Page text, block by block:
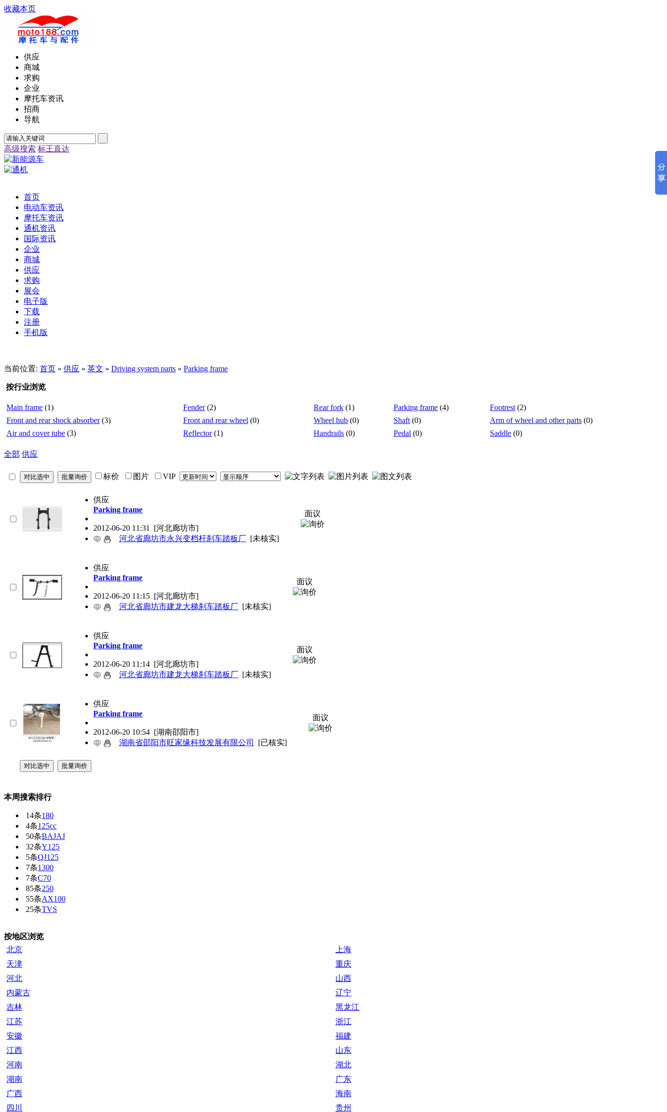
收藏本页
供应
商城
求购
企业
摩托车资讯
招商
导航
高级搜索 标王直达
首页
电动车资讯
摩托车资讯
通机资讯
国际资讯
企业
商城
供应
求购
展会
电子版
下载
注册
手机版
当前位置: 首页 » 供应 » 英文 » Driving system parts » Parking frame
按行业浏览
Main frame (1) Fender (2) Rear fork (1) Parking frame (4) Footrest (2)
Front and rear shock absorber (3) Front and rear wheel (0) Wheel hub (0) Shaft (0) Arm of wheel and other parts (0)
Air and cover tube (3) Reflector (1) Handrails (0) Pedal (0) Saddle (0)
全部 供应
标价 图片 VIP
供应
Parking frame
2012-06-20 11:31 [河北廊坊市]
河北省廊坊市永兴变档杆刹车踏板厂 [未核实]
面议
供应
Parking frame
2012-06-20 11:15 [河北廊坊市]
河北省廊坊市建龙大梯刹车踏板厂 [未核实]
面议
供应
Parking frame
2012-06-20 11:14 [河北廊坊市]
河北省廊坊市建龙大梯刹车踏板厂 [未核实]
面议
供应
Parking frame
2012-06-20 10:54 [湖南邵阳市]
湖南省邵阳市旺家缘科技发展有限公司
[已核实]
面议
本周搜索排行
14条180
4条125cc
50条BAJAJ
32条Y125
5条QJ125
7条1300
7条C70
85条250
55条AX100
25条TVS
按地区浏览
北京
上海
天津
重庆
河北
山西
内蒙古
辽宁
吉林
黑龙江
江苏
浙江
安徽
福建
江西
山东
河南
湖北
湖南
广东
广西
海南
四川
贵州